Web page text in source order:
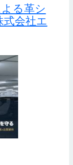
る革シ
会社エ